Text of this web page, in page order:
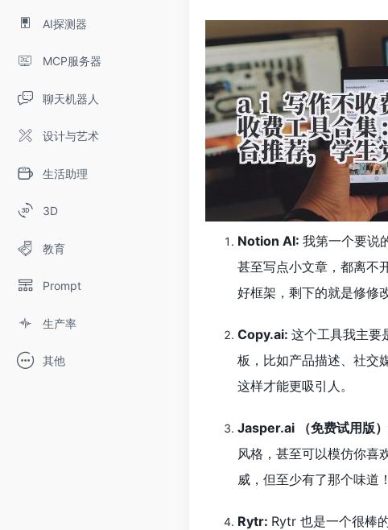
AI探测器
MCP服务器
聊天机器人
设计与艺术
生活助理
3D
教育
Prompt
生产率
其他
Notion AI: 我第一个要说
甚至写点小文章，都离不
好框架，剩下的就是修修
Copy.ai: 这个工具我主要
板，比如产品描述、社交
这样才能更吸引人。
Jasper.ai （免费试用版
风格，甚至可以模仿你喜
威，但至少有了那个味道！
Rytr: Rytr 也是一个很棒